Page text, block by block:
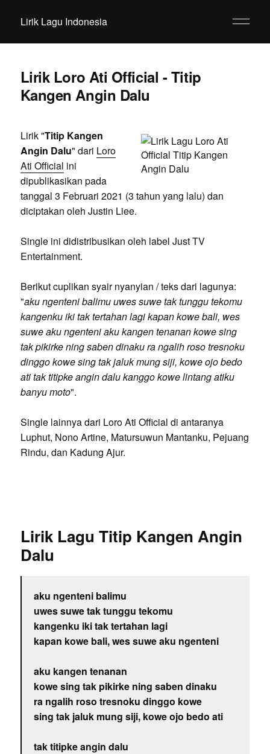
Lirik Lagu Indonesia
Lirik Loro Ati Official - Titip
Kangen Angin Dalu
Lirik "Titip Kangen
Angin Dalu" dari Loro
Ati Official ini
dipublikasikan pada
tanggal 3 Februari 2021 (3 tahun yang lalu) dan
diciptakan oleh Justin Liee.
Single ini didistribusikan oleh label Just TV
Entertainment.
Berikut cuplikan syair nyanyian / teks dari lagunya:
"aku ngenteni balimu uwes suwe tak tunggu tekomu
kangenku iki tak tertahan lagi kapan kowe bali, wes
suwe aku ngenteni aku kangen tenanan kowe sing
tak pikirke ning saben dinaku ra ngalih roso tresnoku
dinggo kowe sing tak jaluk mung siji, kowe ojo bedo
ati tak titipke angin dalu kanggo kowe lintang atiku
banyu moto".
Single lainnya dari Loro Ati Official di antaranya
Luphut, Nono Artine, Matursuwun Mantanku, Pejuang
Rindu, dan Kadung Ajur.
Lirik Lagu Titip Kangen Angin
Dalu
aku ngenteni balimu
uwes suwe tak tunggu tekomu
kangenku iki tak tertahan lagi
kapan kowe bali, wes suwe aku ngenteni
aku kangen tenanan
kowe sing tak pikirke ning saben dinaku
ra ngalih roso tresnoku dinggo kowe
sing tak jaluk mung siji, kowe ojo bedo ati
tak titipke angin dalu